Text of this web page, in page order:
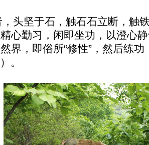
头坚于石，触石石立断，触
心勤习，闲即坐功，以澄心
界，即俗所“修性”，然后练
。